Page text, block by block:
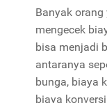
Banyak
mengecek
bisa menjadi
antaranya
bunga, biaya
biaya